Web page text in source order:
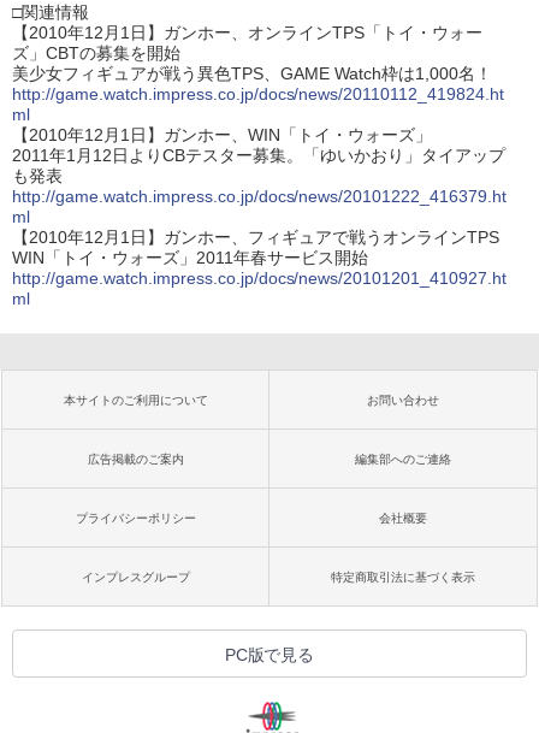
□関連情報
【2010年12月1日】ガンホー、オンラインTPS「トイ・ウォー
ズ」CBTの募集を開始
美少女フィギュアが戦う異色TPS、GAME Watch枠は1,000名！
http://game.watch.impress.co.jp/docs/news/20110112_419824.ht
ml
【2010年12月1日】ガンホー、WIN「トイ・ウォーズ」
2011年1月12日よりCBテスター募集。「ゆいかおり」タイアップ
も発表
http://game.watch.impress.co.jp/docs/news/20101222_416379.ht
ml
【2010年12月1日】ガンホー、フィギュアで戦うオンラインTPS
WIN「トイ・ウォーズ」2011年春サービス開始
http://game.watch.impress.co.jp/docs/news/20101201_410927.ht
ml
本サイトのご利用について お問い合わせ
広告掲載のご案内 編集部へのご連絡
プライバシーポリシー 会社概要
インプレスグループ 特定商取引法に基づく表示
PC版で見る